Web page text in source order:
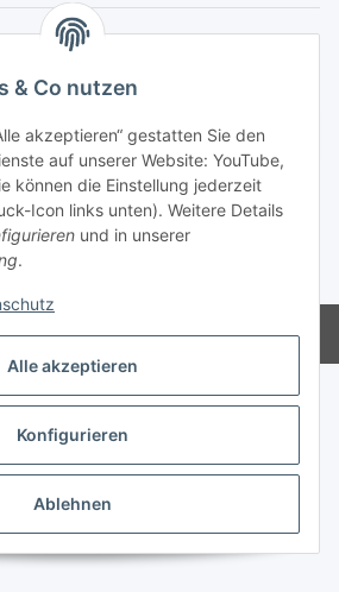
Alle akzeptieren
Konfigurieren
Ablehnen
& Co nutzen
akzeptieren“ gestatten Sie den
auf unserer Website: YouTube,
können die Einstellung jederzeit
Icon links unten). Weitere Details
und in unserer
.
widerrufen
USt., zzgl.
Powered byJTL-Shop